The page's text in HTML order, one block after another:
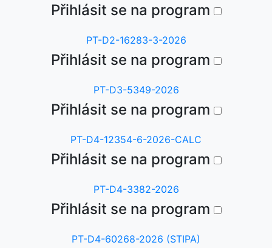
Přihlásit se na program
PT-D2-16283-3-2026
Přihlásit se na program
PT-D3-5349-2026
Přihlásit se na program
PT-D4-12354-6-2026-CALC
Přihlásit se na program
PT-D4-3382-2026
Přihlásit se na program
PT-D4-60268-2026 (STIPA)